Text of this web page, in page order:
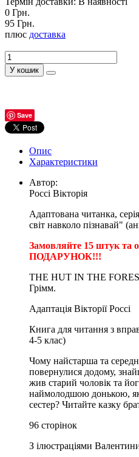
0 Грн.
95 Грн.
плюс доставка
У кошик
Save
Опис
Характеристики
Автор:
Россі Вікторія
Адаптована читанка,
світ навколо пізнавай"
Замовляйте 15 штук та
ПОДАРУНОК!!!
THE HUT IN THE
Грімм.
Адаптація Вікторії Россі
Книга для читання з
4-5 клас)
Чому найстарша та
повернулися додому,
жив старий чоловік та
наймолодшою донькою,
сестер? Читайте казку
96 сторінок
З ілюстраціями